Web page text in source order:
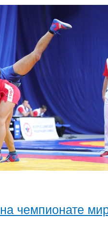
чемпионате